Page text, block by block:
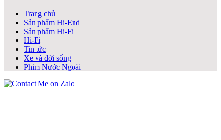
Trang chủ
Sản phẩm Hi-End
Sản phẩm Hi-Fi
Hi-Fi
Tin tức
Xe và đời sống
Phim Nước Ngoài